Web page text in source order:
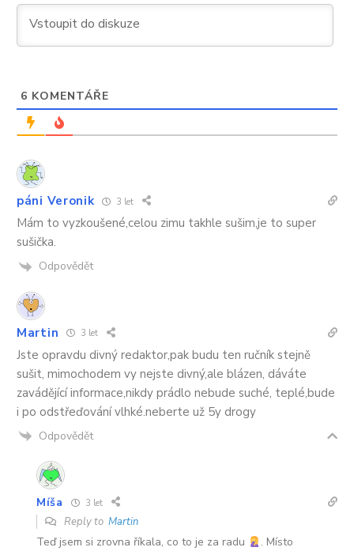
6 KOMENTÁŘE
páni Veronik 3 let
Mám to vyzkoušené,celou zimu takhle sušim,je to super
sušička.
Odpovědět
Martin 3 let
Jste opravdu divný redaktor,pak budu ten ručník stejně
sušit, mimochodem vy nejste divný,ale blázen, dáváte
zavádějící informace,nikdy prádlo nebude suché, teplé,bude
i po odstřeďování vlhké.neberte už 5y drogy
Odpovědět
Míša 3 let
Reply to Martin
Teď jsem si zrovna říkala, co to je za radu
. Místo